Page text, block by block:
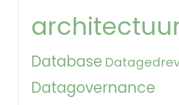
Database
Datagovernance